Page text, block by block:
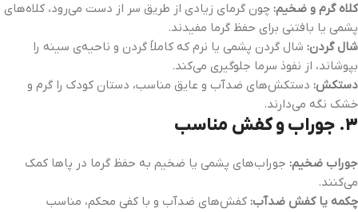
کلاه گرم و ضخیم: چون گرمای زیادی از طریق سر از دست می‌رود، کلاه‌های
پشمی یا بافتنی برای حفظ گرما مفیدند.
شال گردن: شال گردن پشمی یا نرم که کاملاً گردن و ناحیه‌ی سینه را
بپوشاند، از نفوذ سرما جلوگیری می‌کند.
دستکش: دستکش‌های ضدآب و عایق مناسب، دستان کودک را گرم و
خشک نگه می‌دارند.
3. جوراب و کفش مناسب
جوراب ضخیم: جوراب‌های پشمی یا ضخیم به حفظ گرما در پاها کمک
می‌کنند.
چکمه یا کفش ضدآب: کفش‌های ضدآب و با کفی محکم، مناسب